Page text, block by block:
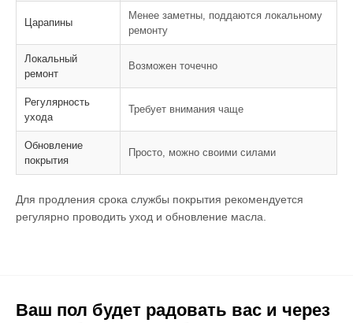
Царапины
Менее заметны, поддаются локальному
ремонту
Локальный
ремонт
Возможен точечно
Регулярность
ухода
Требует внимания чаще
Обновление
покрытия
Просто, можно своими силами
Для продления срока службы покрытия рекомендуется
регулярно проводить уход и обновление масла.
Ваш пол будет радовать вас и через